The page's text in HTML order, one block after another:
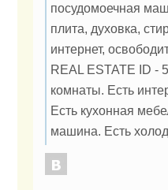
посудомоечная
плита, духовка,
интернет,
REAL ESTATE ID -
комнаты. Есть
Есть кухонная
машина. Есть